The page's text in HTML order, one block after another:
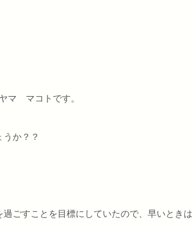
マ マコトです。
か？？
ごすことを目標にしていたので、早いときは